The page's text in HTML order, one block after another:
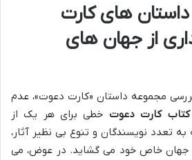
های کارت
از جهان های
مجموعه داستان «کارت دعوت»، عدم
کارت دعوت خطی برای هر یک از
تعدد نویسندگان و تنوع بی نظیر آثار،
جهان خاص خود می گشاید. در عوض، می